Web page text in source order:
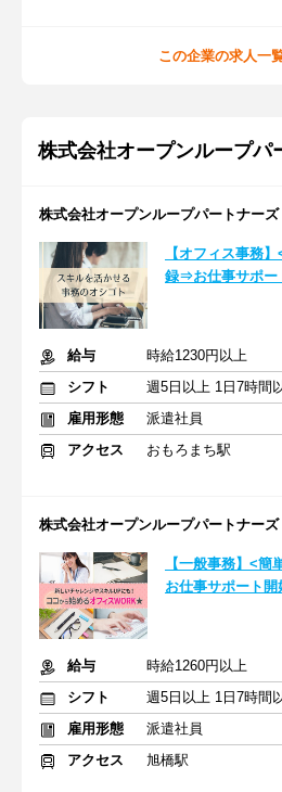
この企業の求人一
株式会社オープンループパ
株式会社オープンループパートナー
【オフィス事務
録⇒お仕事サポー
給与
時給1230円以上
シフト
週5日以上 1日7時間
雇用形態
派遣社員
アクセス
おもろまち駅
株式会社オープンループパートナー
【一般事務】<
お仕事サポート
給与
時給1260円以上
シフト
週5日以上 1日7時間
雇用形態
派遣社員
アクセス
旭橋駅